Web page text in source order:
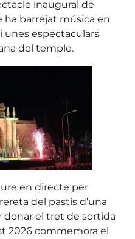
inaugural de
ha barrejat música en
unes espectaculars
del temple.
en directe per
del pastís d’una
donar el tret de sortida
2026 commemora el